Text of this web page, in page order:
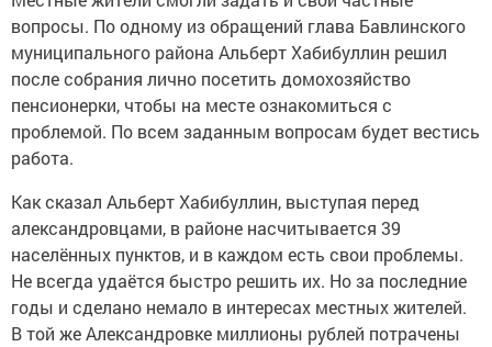
вопросы. По одному из обращений глава Бавлинского
муниципального района Альберт Хабибуллин решил
после собрания лично посетить домохозяйство
пенсионерки, чтобы на месте ознакомиться с
проблемой. По всем заданным вопросам будет вестись
работа.
Как сказал Альберт Хабибуллин, выступая перед
александровцами, в районе насчитывается 39
населённых пунктов, и в каждом есть свои проблемы.
Не всегда удаётся быстро решить их. Но за последние
годы и сделано немало в интересах местных жителей.
В той же Александровке миллионы рублей потрачены